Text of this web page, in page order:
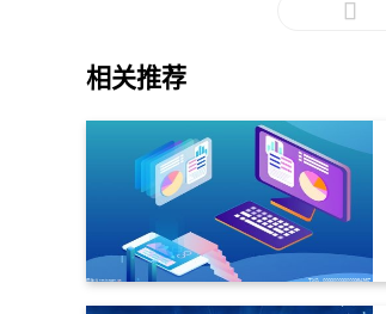
相关推荐